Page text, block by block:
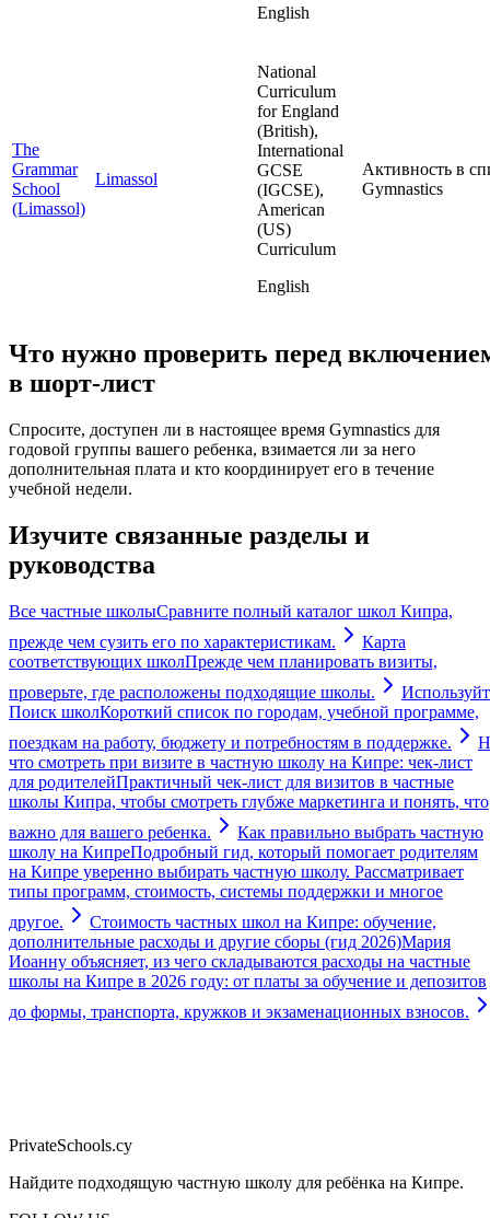
English
The
Grammar
School
(Limassol)
Limassol
National
Curriculum
for England
(British),
International
GCSE
(IGCSE),
American
(US)
Curriculum
English
Активность в
Gymnastics
Что нужно проверить перед
в шорт-лист
Спросите, доступен ли в настоящее время Gymnastics для
годовой группы вашего ребенка, взимается ли за него
дополнительная плата и кто координирует его в течение
учебной недели.
Изучите связанные разделы и
руководства
Все частные школыСравните полный каталог школ Кипра,
прежде чем сузить его по характеристикам.
Карта
соответствующих школПрежде чем планировать визиты,
проверьте, где расположены подходящие школы.
Поиск школКороткий список по городам, учебной программе,
поездкам на работу, бюджету и потребностям в поддержке.
что смотреть при визите в частную школу на Кипре: чек-лист
для родителейПрактичный чек-лист для визитов в частные
школы Кипра, чтобы смотреть глубже маркетинга и понять, что
важно для вашего ребенка.
Как правильно выбрать частную
школу на КипреПодробный гид, который помогает родителям
на Кипре уверенно выбирать частную школу. Рассматривает
типы программ, стоимость, системы поддержки и многое
другое.
Стоимость частных школ на Кипре: обучение,
дополнительные расходы и другие сборы (гид 2026)Мария
Иоанну объясняет, из чего складываются расходы на частные
школы на Кипре в 2026 году: от платы за обучение и депозитов
до формы, транспорта, кружков и экзаменационных взносов.
PrivateSchools.cy
Найдите подходящую частную школу для ребёнка на Кипре.